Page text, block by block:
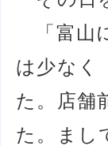
「富山
は少なく
た。店舗
た。まし